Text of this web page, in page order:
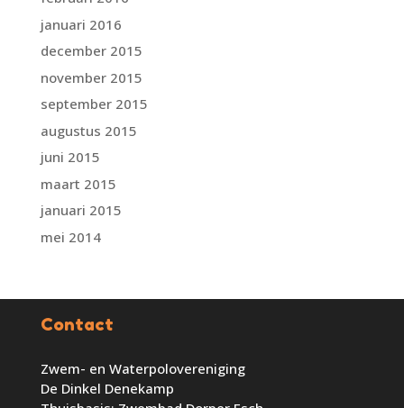
januari 2016
december 2015
november 2015
september 2015
augustus 2015
juni 2015
maart 2015
januari 2015
mei 2014
Contact
Zwem- en Waterpolovereniging
De Dinkel Denekamp